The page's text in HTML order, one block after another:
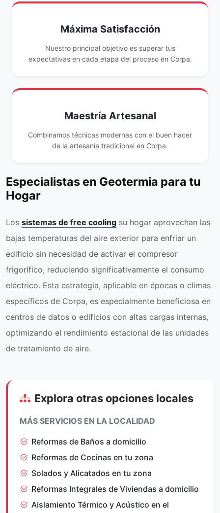
Máxima Satisfacción
Nuestro principal objetivo es superar tus
expectativas en cada etapa del proceso en Corpa.
Maestría Artesanal
Combinamos técnicas modernas con el buen hacer
de la artesanía tradicional en Corpa.
Especialistas en Geotermia para tu
Hogar
Los sistemas de free cooling su hogar aprovechan las
bajas temperaturas del aire exterior para enfriar un
edificio sin necesidad de activar el compresor
frigorífico, reduciendo significativamente el consumo
eléctrico. Esta estrategia, aplicable en épocas o climas
específicos de Corpa, es especialmente beneficiosa en
centros de datos o edificios con altas cargas internas,
optimizando el rendimiento estacional de las unidades
de tratamiento de aire.
Explora otras opciones locales
MÁS SERVICIOS EN LA LOCALIDAD
Reformas de Baños a domicilio
Reformas de Cocinas en tu zona
Solados y Alicatados en tu zona
Reformas Integrales de Viviendas a domicilio
Aislamiento Térmico y Acústico en el